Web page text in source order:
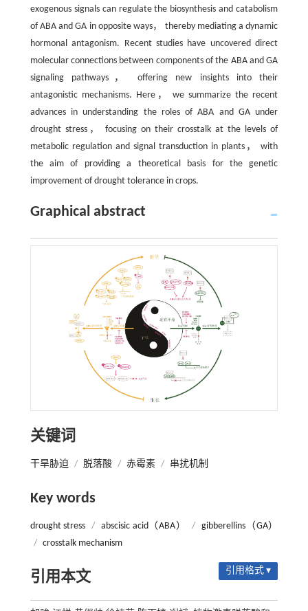
exogenous signals can regulate the biosynthesis and catabolism
of ABA and GA in opposite ways， thereby mediating a dynamic
hormonal antagonism. Recent studies have uncovered direct
molecular connections between components of the ABA and GA
signaling pathways， offering new insights into their
antagonistic mechanisms. Here， we summarize the recent
advances in understanding the roles of ABA and GA under
drought stress， focusing on their crosstalk at the levels of
metabolic regulation and signal transduction in plants， with
the aim of providing a theoretical basis for the genetic
improvement of drought tolerance in crops.
Graphical abstract
关键词
干旱胁迫 / 脱落酸 / 赤霉素 / 串扰机制
Key words
drought stress / abscisic acid（ABA） /
gibberellins（GA）
/ crosstalk mechanism
引用本文 引用格式 ▾